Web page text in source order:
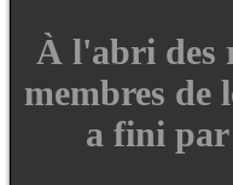
À l'abri des
membres de
a fini